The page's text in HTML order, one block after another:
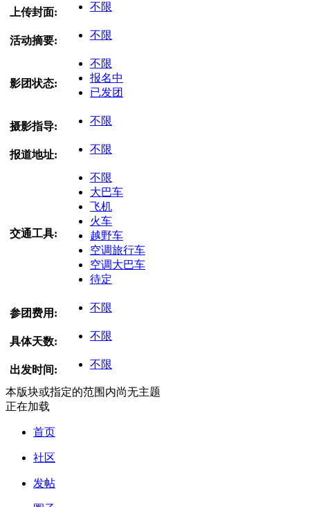
上传封面: 不限
活动摘要: 不限
影团状态:
不限
报名中
已发团
摄影指导: 不限
报道地址: 不限
交通工具:
不限
大巴车
飞机
火车
越野车
空调旅行车
空调大巴车
待定
参团费用: 不限
具体天数: 不限
出发时间: 不限
本版块或指定的范围内尚无主题
正在加载
首页
社区
发帖